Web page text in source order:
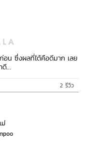
อน ซึ่งผลที่ได้คือดีมาก เลย
...
2 รีวิว
ม่